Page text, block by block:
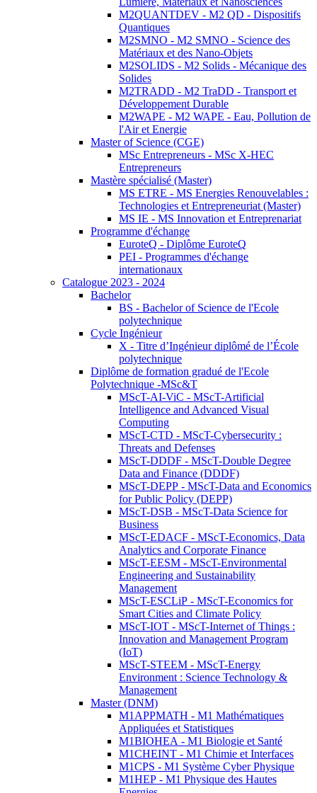
M2QUANTDEV - M2 QD - Dispositifs
Quantiques
M2SMNO - M2 SMNO - Science des
Matériaux et des Nano-Objets
M2SOLIDS - M2 Solids - Mécanique des
Solides
M2TRADD - M2 TraDD - Transport et
Développement Durable
M2WAPE - M2 WAPE - Eau, Pollution de
l'Air et Energie
Master of Science (CGE)
MSc Entrepreneurs - MSc X-HEC
Entrepreneurs
Mastère spécialisé (Master)
MS ETRE - MS Energies Renouvelables :
Technologies et Entrepreneuriat (Master)
MS IE - MS Innovation et Entreprenariat
Programme d'échange
EuroteQ - Diplôme EuroteQ
PEI - Programmes d'échange
internationaux
Catalogue 2023 - 2024
Bachelor
BS - Bachelor of Science de l'Ecole
polytechnique
Cycle Ingénieur
X - Titre d’Ingénieur diplômé de l’École
polytechnique
Diplôme de formation gradué de l'Ecole
Polytechnique -MSc&T
MScT-AI-ViC - MScT-Artificial
Intelligence and Advanced Visual
Computing
MScT-CTD - MScT-Cybersecurity :
Threats and Defenses
MScT-DDDF - MScT-Double Degree
Data and Finance (DDDF)
MScT-DEPP - MScT-Data and Economics
for Public Policy (DEPP)
MScT-DSB - MScT-Data Science for
Business
MScT-EDACF - MScT-Economics, Data
Analytics and Corporate Finance
MScT-EESM - MScT-Environmental
Engineering and Sustainability
Management
MScT-ESCLiP - MScT-Economics for
Smart Cities and Climate Policy
MScT-IOT - MScT-Internet of Things :
Innovation and Management Program
(IoT)
MScT-STEEM - MScT-Energy
Environment : Science Technology &
Management
Master (DNM)
M1APPMATH - M1 Mathématiques
Appliquées et Statistiques
M1BIOHEA - M1 Biologie et Santé
M1CHEINT - M1 Chimie et Interfaces
M1CPS - M1 Système Cyber Physique
M1HEP - M1 Physique des Hautes